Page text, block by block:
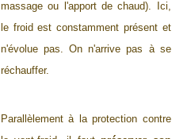
massage ou l'apport de chaud). Ici,
le froid est constamment présent et
n'évolue pas. On n'arrive pas à se
réchauffer.
Parallèlement à la protection contre